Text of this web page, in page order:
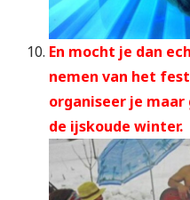
En mocht je dan
nemen van het
organiseer je
de ijskoude winter.